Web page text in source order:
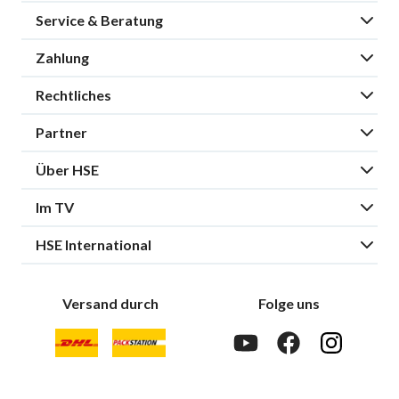
Service & Beratung
Zahlung
Rechtliches
Partner
Über HSE
Im TV
HSE International
Versand durch Folge uns